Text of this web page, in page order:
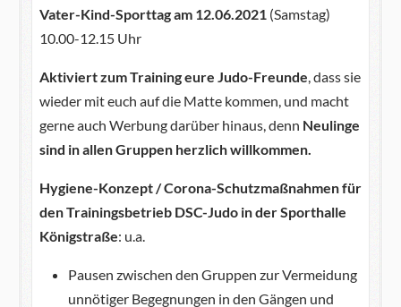
Vater-Kind-Sporttag am 12.06.2021 (Samstag)
10.00-12.15 Uhr
Aktiviert zum Training eure Judo-Freunde , dass sie
wieder mit euch auf die Matte kommen, und macht
gerne auch Werbung darüber hinaus, denn Neulinge
sind in allen Gruppen herzlich willkommen.
Hygiene-Konzept / Corona-Schutzmaßnahmen für
den Trainingsbetrieb DSC-Judo in der Sporthalle
Königstraße: u.a.
Pausen zwischen den Gruppen zur Vermeidung
unnötiger Begegnungen in den Gängen und